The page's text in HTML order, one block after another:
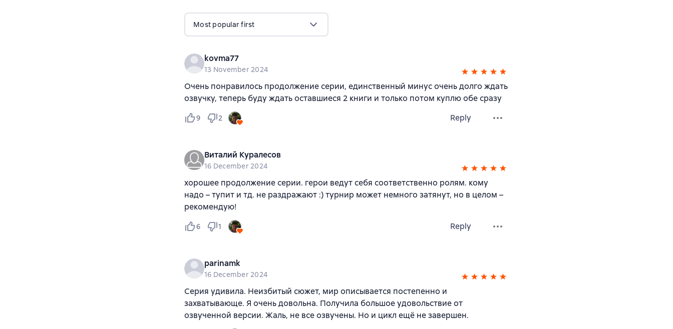
Most popular first
kovma77
13 November 2024
Очень понравилось продолжение серии, единственный минус очень долго ждать
озвучку, теперь буду ждать оставшиеся 2 книги и только потом куплю обе сразу
9 2 Reply
Виталий Куралесов
16 December 2024
хорошее продолжение серии. герои ведут себя соответственно ролям. кому
надо – тупит и тд. не раздражают :) турнир может немного затянут, но в целом –
рекомендую!
6 1 Reply
parinamk
16 December 2024
Серия удивила. Неизбитый сюжет, мир описывается постепенно и
захватывающе. Я очень довольна. Получила большое удовольствие от
озвученной версии. Жаль, не все озвучены. Но и цикл ещё не завершен.